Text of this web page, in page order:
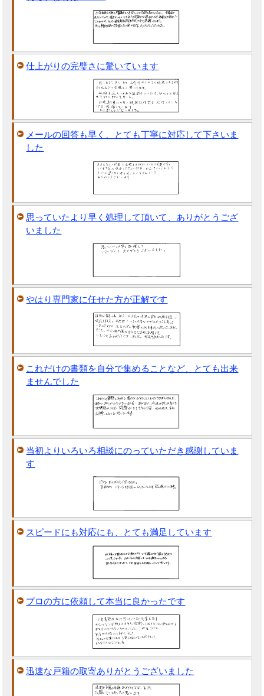
仕上がりの完璧さに驚いています
メールの回答も早く、とても丁寧に対応して下さいま
した
思っていたより早く処理して頂いて、ありがとうござ
いました
やはり専門家に任せた方が正解です
これだけの書類を自分で集めることなど、とても出来
ませんでした
当初よりいろいろ相談にのっていただき感謝していま
す
スピードにも対応にも、とても満足しています
プロの方に依頼して本当に良かったです
迅速な戸籍の取寄ありがとうございました